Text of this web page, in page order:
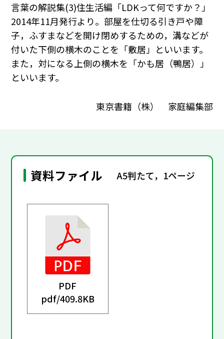
言葉の解説集(3)住生活編「LDKって何ですか？」
2014年11月発行より。部屋を仕切る引き戸や障
子，ふすまなどを開け閉めするための，溝などが
付いた下側の横木のことを「敷居」といいます。
また，対になる上側の横木を「かも居（鴨居）」
といいます。
東京書籍（株） 家庭編集部
資料ファイル A5判たて，1ページ
PDF
pdf/409.8KB